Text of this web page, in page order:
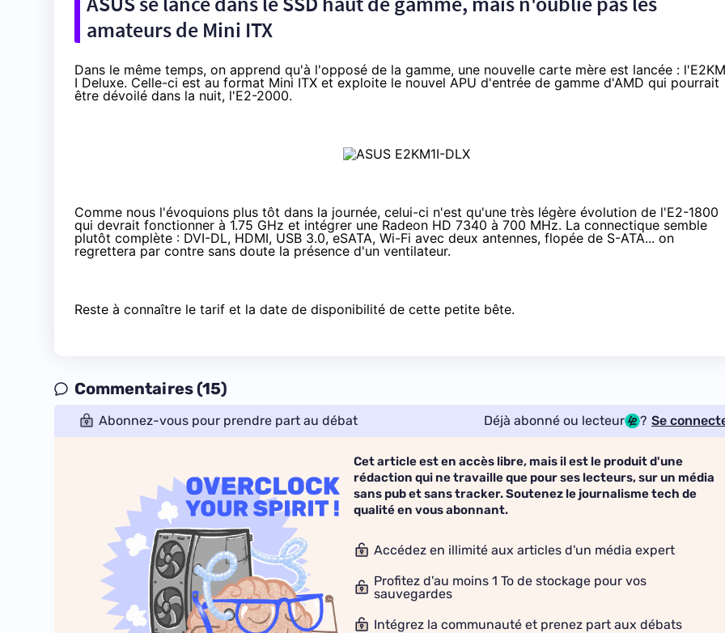
amateurs de Mini ITX
Dans le même temps, on apprend qu'à l'opposé de la gamme, une nouvelle carte mère est lancée :
I Deluxe. Celle-ci est au format Mini ITX et exploite le nouvel APU d'entrée de gamme d'AMD qui pourrait
être dévoilé dans la nuit, l'E2-2000.
Comme nous l'évoquions plus tôt dans la journée, celui-ci n'est qu'une très légère évolution de l'E2-1800
qui devrait fonctionner à 1.75 GHz et intégrer une Radeon HD 7340 à 700 MHz. La connectique semble
plutôt complète : DVI-DL, HDMI, USB 3.0, eSATA, Wi-Fi avec deux antennes, flopée de S-ATA... on
regrettera par contre sans doute la présence d'un ventilateur.
Reste à connaître le tarif et la date de disponibilité de cette petite bête.
Commentaires (15)
Abonnez-vous pour prendre part au débat Déjà abonné ou lecteur ? Se
Cet article est en accès libre, mais il est le produit d'une
rédaction qui ne travaille que pour ses lecteurs, sur un média
sans pub et sans tracker. Soutenez le journalisme tech de
qualité en vous abonnant.
Accédez en illimité aux articles d'un média expert
Profitez d'au moins 1 To de stockage pour vos
sauvegardes
Intégrez la communauté et prenez part aux débats